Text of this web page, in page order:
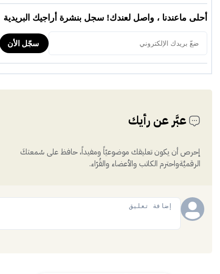
عبَّر عن رأيك
إحرص أن يكون تعليقك موضوعيّاً ومفيداً، حافظ على سُمعتكَ
الرقميَّةواحترم الكاتب والأعضاء والقُرّاء.